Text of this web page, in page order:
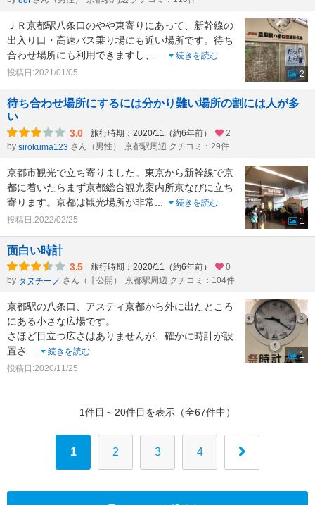
ＪＲ京都駅八条口のやや東寄りにあって、新幹線の
出入り口・高速バス乗り場にも近い場所です。待ち
合わせ場所にも利用できますし、
続きを読む
投稿日:2021/01/05
2
待ち合わせ場所にするには分かり難い場所の割には人が多
い
3.0 旅行時期：2020/11（約6年前）
2
by sirokuma123 さん（男性） 京都駅周辺 クチコミ：29件
京都市観光で立ち寄りました。東京から新幹線で京
都に着いたらまず京都総合観光案内所京なびに立ち
寄ります。京都は観光場所が非常
続きを読む
投稿日:2022/02/25
1
面白い時計
3.5 旅行時期：2020/11（約6年前）
0
by タヌチーノ さん（非公開） 京都駅周辺 クチコミ：104件
京都駅の八条口、アスティ京都から外に出たところ
にある小さな広場です。
さほど目立つ広さはありませんが、確かに時計が設
置さ
続きを読む
投稿日:2020/11/25
1
1件目～20件目を表示（全67件中）
1 2 3 4